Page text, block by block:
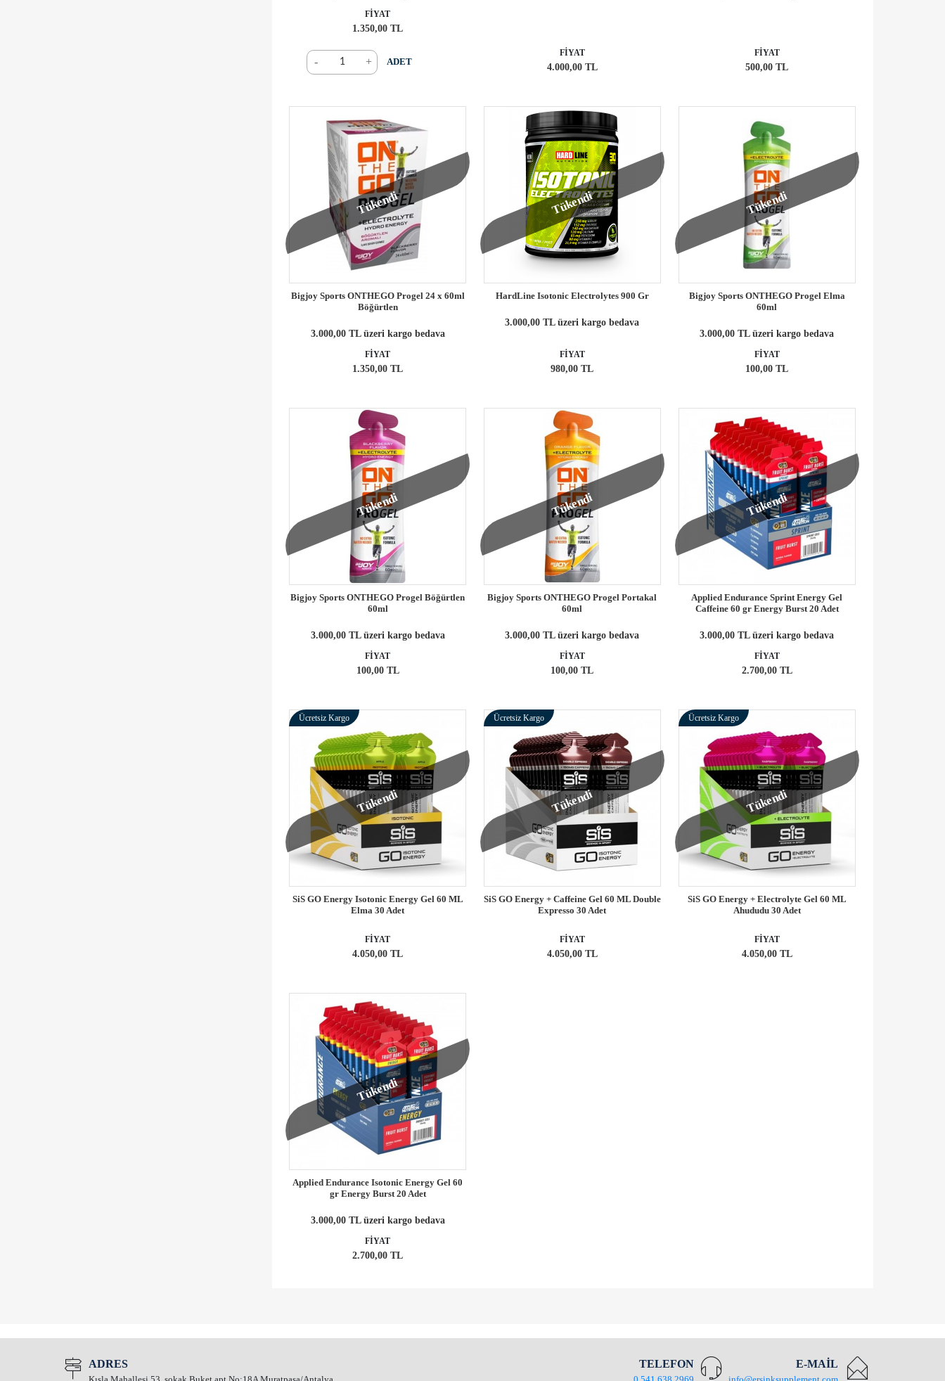
FİYAT
1.350,00 TL
- + ADET
FİYAT
4.000,00 TL
FİYAT
500,00 TL
Tükendi
Bigjoy Sports ONTHEGO Progel 24 x 60ml
Böğürtlen
3.000,00 TL üzeri kargo bedava
FİYAT
1.350,00 TL
Tükendi
HardLine Isotonic Electrolytes 900 Gr
3.000,00 TL üzeri kargo bedava
FİYAT
980,00 TL
Tükendi
Bigjoy Sports ONTHEGO Progel Elma
60ml
3.000,00 TL üzeri kargo bedava
FİYAT
100,00 TL
Tükendi
Bigjoy Sports ONTHEGO Progel Böğürtlen
60ml
3.000,00 TL üzeri kargo bedava
FİYAT
100,00 TL
Tükendi
Bigjoy Sports ONTHEGO Progel Portakal
60ml
3.000,00 TL üzeri kargo bedava
FİYAT
100,00 TL
Tükendi
Applied Endurance Sprint Energy Gel
Caffeine 60 gr Energy Burst 20 Adet
3.000,00 TL üzeri kargo bedava
FİYAT
2.700,00 TL
Ücretsiz Kargo
Tükendi
SiS GO Energy Isotonic Energy Gel 60 ML
Elma 30 Adet
FİYAT
4.050,00 TL
Ücretsiz Kargo
Tükendi
SiS GO Energy + Caffeine Gel 60 ML Double
Expresso 30 Adet
FİYAT
4.050,00 TL
Ücretsiz Kargo
Tükendi
SiS GO Energy + Electrolyte Gel 60 ML
Ahududu 30 Adet
FİYAT
4.050,00 TL
Tükendi
Applied Endurance Isotonic Energy Gel 60
gr Energy Burst 20 Adet
3.000,00 TL üzeri kargo bedava
FİYAT
2.700,00 TL
ADRES E-MAİL
TELEFON